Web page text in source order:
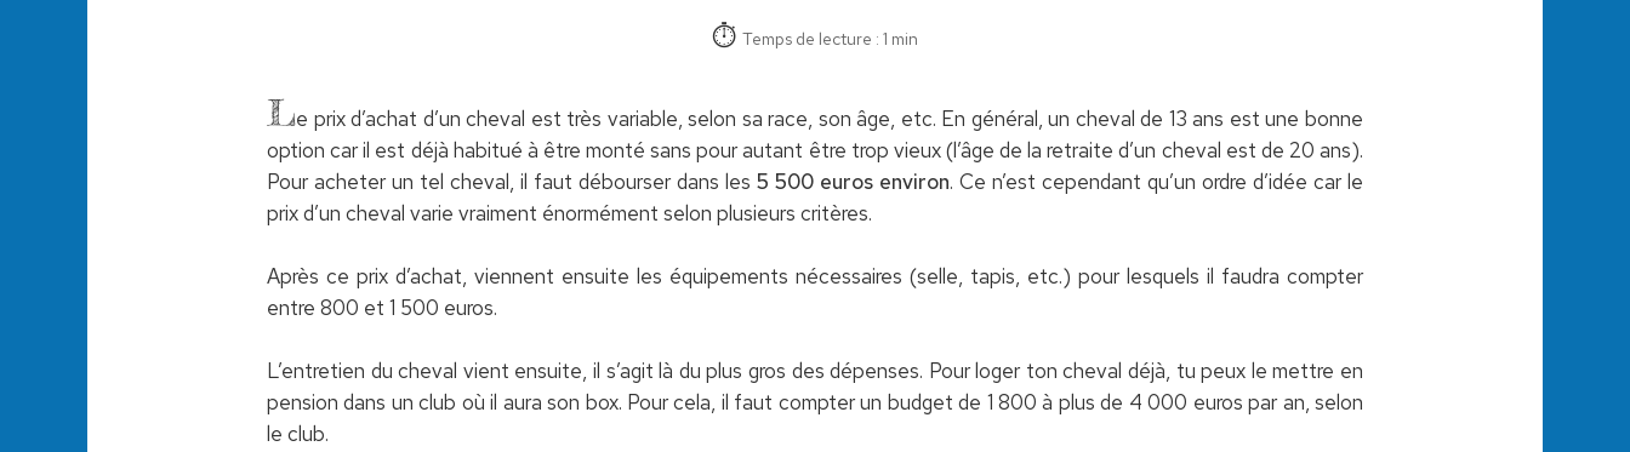
Temps de lecture : 1 min
Le prix d’achat d’un cheval est très variable, selon sa race, son âge, etc. En général, un cheval de 13 ans est une bonne
option car il est déjà habitué à être monté sans pour autant être trop vieux (l’âge de la retraite d’un cheval est de 20 ans).
Pour acheter un tel cheval, il faut débourser dans les 5 500 euros environ. Ce n’est cependant qu’un ordre d’idée car le
prix d’un cheval varie vraiment énormément selon plusieurs critères.
Après ce prix d’achat, viennent ensuite les équipements nécessaires (selle, tapis, etc.) pour lesquels il faudra compter
entre 800 et 1 500 euros.
L’entretien du cheval vient ensuite, il s’agit là du plus gros des dépenses. Pour loger ton cheval déjà, tu peux le mettre en
pension dans un club où il aura son box. Pour cela, il faut compter un budget de 1 800 à plus de 4 000 euros par an, selon
le club.